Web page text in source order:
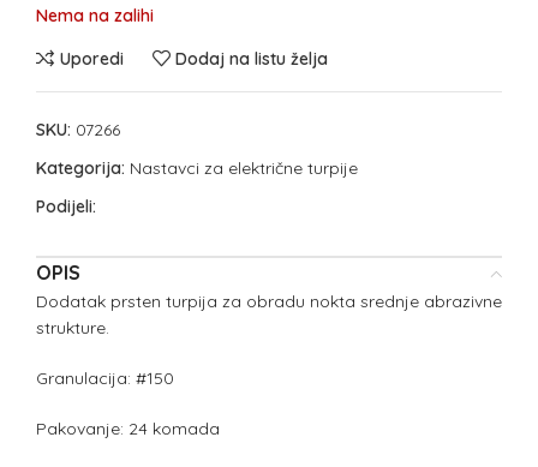
Nema na zalihi
Uporedi
Dodaj na listu želja
SKU: 07266
Kategorija: Nastavci za električne turpije
Podijeli:
OPIS
Dodatak prsten turpija za obradu nokta srednje abrazivne
strukture.
Granulacija: #150
Pakovanje: 24 komada